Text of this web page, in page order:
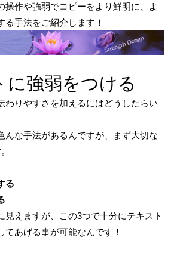
操作や強弱でコピーをより鮮明に、よ
る手法をご紹介します！
に強弱をつける
わりやすさを加えるにはどうしたらい
んな手法があるんですが、まず大切な
る
見えますが、この3つで十分にテキスト
てあげる事が可能なんです！